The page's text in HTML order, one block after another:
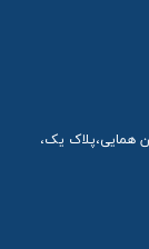
همایی،پلاک یک،